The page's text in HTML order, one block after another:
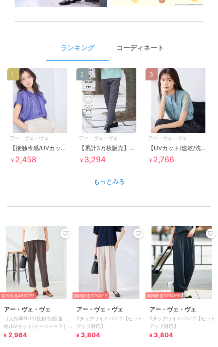
ランキング コーディネート
アー・ヴェ・ヴェ
【接触冷感/UVカット】サテンギャザーブラウス【吸水速乾/イージーケア】
￥ 2,458
1
アー・ヴェ・ヴェ
【累計3万枚販売】ストレッチコードレーン５ポケット SOUKAIベーシックアンクルパンツ【接触冷感/
￥ 3,294
2
アー・ヴェ・ヴェ
【UVカット/速乾/洗える】レースヨークブラウス
￥ 2,766
3
もっとみる
期間限定46%OFF
アー・ヴェ・ヴェ
［支持率NO.1/接触冷感/速
乾/UVカット/イージーケア］
イージーテーパードパンツ
¥ 2,964
期間限定37%OFF
アー・ヴェ・ヴェ
2タックワイドパンツ【セット
アップ対応】
¥ 3,804
期間限定37%OFF
アー・ヴェ・ヴェ
2タックワイドパンツ【セット
アップ対応】
¥ 3,804